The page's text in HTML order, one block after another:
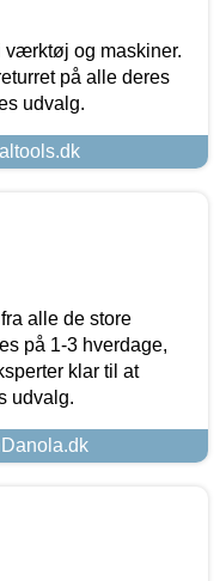
værktøj og maskiner.
på alle deres
udvalg.
alle de store
på 1-3 hverdage,
klar til at
udvalg.